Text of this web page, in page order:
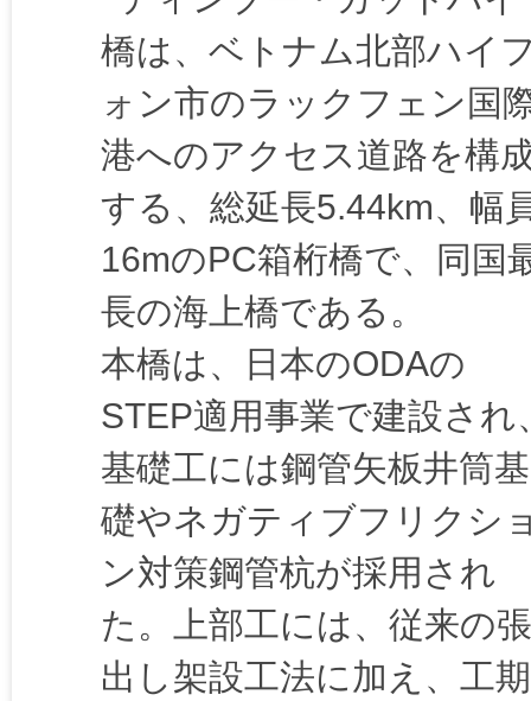
橋は、ベトナム北部ハイ
ォン市のラックフェン国
港へのアクセス道路を構
する、総延長5.44km、幅
16mのPC箱桁橋で、同国
長の海上橋である。
本橋は、日本のODAの
STEP適用事業で建設され
基礎工には鋼管矢板井筒基
礎やネガティブフリクシ
ン対策鋼管杭が採用され
た。上部工には、従来の張
出し架設工法に加え、工期